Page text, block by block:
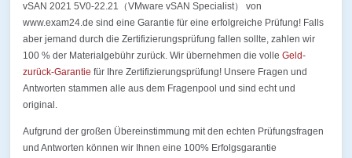
vSAN 2021 5V0-22.21（VMware vSAN Specialist） von
www.exam24.de sind eine Garantie für eine erfolgreiche Prüfung! Falls
aber jemand durch die Zertifizierungsprüfung fallen sollte, zahlen wir
100 % der Materialgebühr zurück. Wir übernehmen die volle Geld-
zurück-Garantie für Ihre Zertifizierungsprüfung! Unsere Fragen und
Antworten stammen alle aus dem Fragenpool und sind echt und
original.
Aufgrund der großen Übereinstimmung mit den echten Prüfungsfragen
und Antworten können wir Ihnen eine 100% Erfolgsgarantie